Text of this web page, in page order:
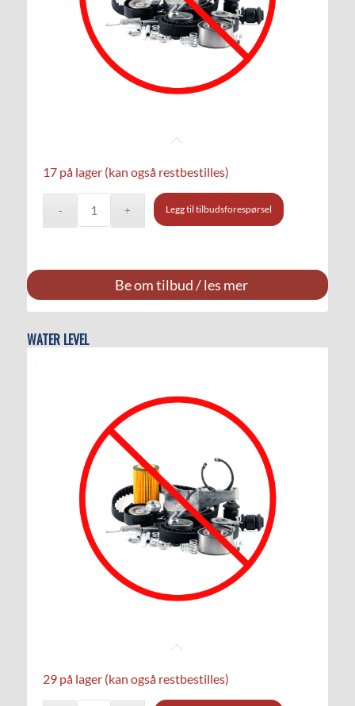
17 på lager (kan også restbestilles)
Legg til tilbudsforespørsel
Be om tilbud / les mer
WATER LEVEL
29 på lager (kan også restbestilles)